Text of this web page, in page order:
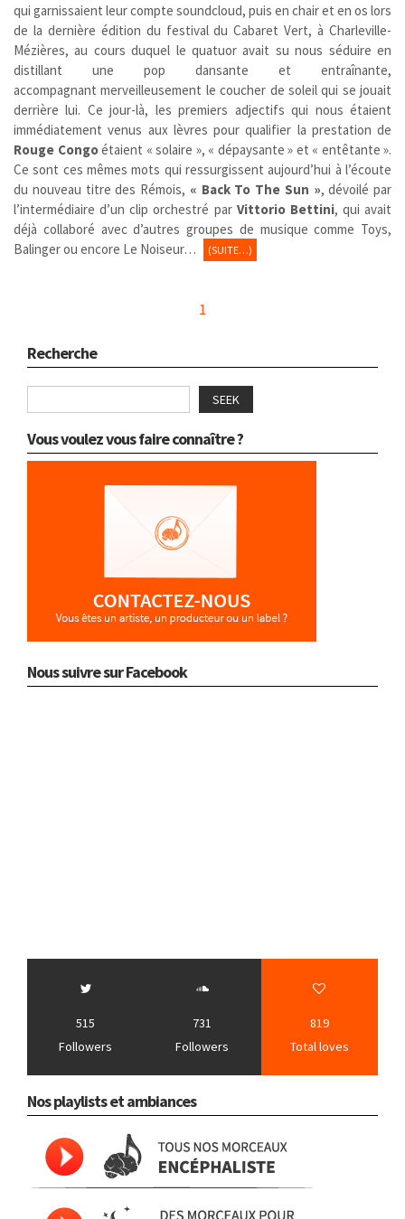
qui garnissaient leur compte soundcloud, puis en chair et en os lors
de la dernière édition du festival du Cabaret Vert, à Charleville-
Mézières, au cours duquel le quatuor avait su nous séduire en
distillant une pop dansante et entraînante,
accompagnant merveilleusement le coucher de soleil qui se jouait
derrière lui. Ce jour-là, les premiers adjectifs qui nous étaient
immédiatement venus aux lèvres pour qualifier la prestation de
Rouge Congoétaient « solaire », « dépaysante » et « entêtante ».
Ce sont ces mêmes mots qui ressurgissent aujourd’hui à l’écoute
du nouveau titre des Rémois, « Back To The Sun », dévoilé par
l’intermédiaire d’un clip orchestré par Vittorio Bettini, qui avait
déjà collaboré avec d’autres groupes de musique comme Toys,
Balinger ou encore Le Noiseur…
(SUITE…)
1
Recherche
SEEK
Vous voulez vous faire connaître ?
Nous suivre sur Facebook
515
Followers
731
Followers
819
Total loves
Nos playlists et ambiances